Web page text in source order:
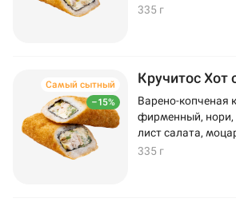
335 г
–15%
Самый сытный Кручитос Хот
Варено-копченая
фирменный, нори,
лист салата,
335 г